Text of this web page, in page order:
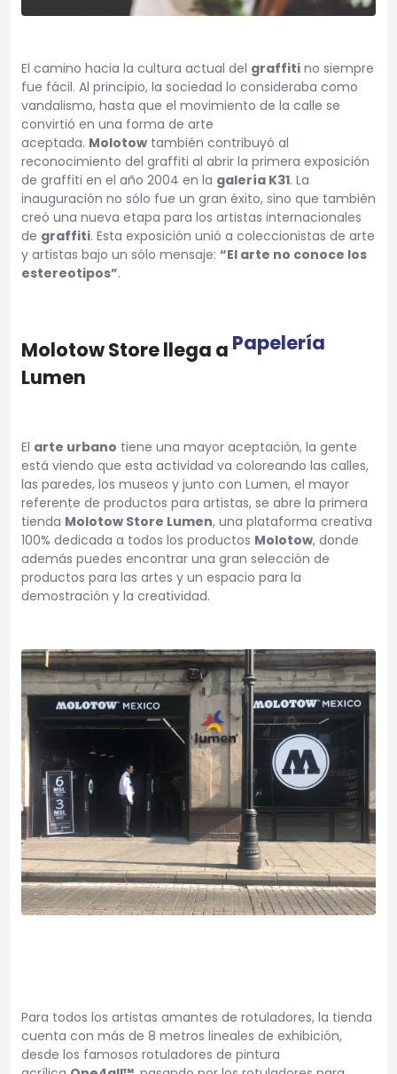
El camino hacia la cultura actual del graffiti no siempre
fue fácil. Al principio, la sociedad lo consideraba como
vandalismo, hasta que el movimiento de la calle se
convirtió en una forma de arte
aceptada. Molotow también contribuyó al
reconocimiento del graffiti al abrir la primera exposición
de graffiti en el año 2004 en la galería K31. La
inauguración no sólo fue un gran éxito, sino que también
creó una nueva etapa para los artistas internacionales
de graffiti. Esta exposición unió a coleccionistas de arte
y artistas bajo un sólo mensaje: “El arte no conoce los
estereotipos”.
Molotow Store llega a Papelería
Lumen
El arte urbano tiene una mayor aceptación, la gente
está viendo que esta actividad va coloreando las calles,
las paredes, los museos y junto con Lumen, el mayor
referente de productos para artistas, se abre la primera
tienda Molotow Store Lumen, una plataforma creativa
100% dedicada a todos los productos Molotow, donde
además puedes encontrar una gran selección de
productos para las artes y un espacio para la
demostración y la creatividad.
Para todos los artistas amantes de rotuladores, la tienda
cuenta con más de 8 metros lineales de exhibición,
desde los famosos rotuladores de pintura